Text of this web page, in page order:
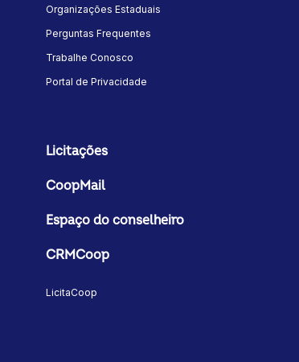
Organizações Estaduais
Perguntas Frequentes
Trabalhe Conosco
Portal de Privacidade
Licitações
CoopMail
Espaço do conselheiro
CRMCoop
LicitaCoop